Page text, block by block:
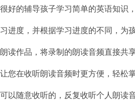
好的辅导孩子学习简单的英语知识
进度，并根据学习进度的不同，为
读作品，将录制的朗读音频直接共
您在收听朗读音频时更方便，轻松
以随意收听的，反复收听个人朗读